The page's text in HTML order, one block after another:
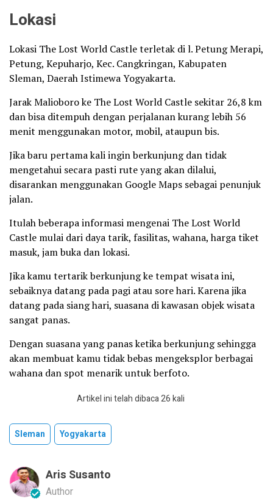
Lokasi
Lokasi The Lost World Castle terletak di l. Petung Merapi,
Petung, Kepuharjo, Kec. Cangkringan, Kabupaten
Sleman, Daerah Istimewa Yogyakarta.
Jarak Malioboro ke The Lost World Castle sekitar 26,8 km
dan bisa ditempuh dengan perjalanan kurang lebih 56
menit menggunakan motor, mobil, ataupun bis.
Jika baru pertama kali ingin berkunjung dan tidak
mengetahui secara pasti rute yang akan dilalui,
disarankan menggunakan Google Maps sebagai penunjuk
jalan.
Itulah beberapa informasi mengenai The Lost World
Castle mulai dari daya tarik, fasilitas, wahana, harga tiket
masuk, jam buka dan lokasi.
Jika kamu tertarik berkunjung ke tempat wisata ini,
sebaiknya datang pada pagi atau sore hari. Karena jika
datang pada siang hari, suasana di kawasan objek wisata
sangat panas.
Dengan suasana yang panas ketika berkunjung sehingga
akan membuat kamu tidak bebas mengeksplor berbagai
wahana dan spot menarik untuk berfoto.
Artikel ini telah dibaca 26 kali
Sleman Yogyakarta
Aris Susanto
Author